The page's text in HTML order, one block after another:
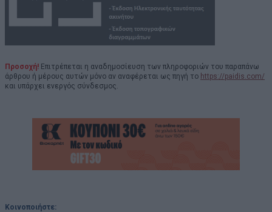
Προσοχή! Επιτρέπεται η αναδημοσίευση των πληροφοριών του παραπάνω
άρθρου ή μέρους αυτών μόνο αν αναφέρεται ως πηγή το https://paidis.com/
και υπάρχει ενεργός σύνδεσμος.
Κοινοποιήστε: